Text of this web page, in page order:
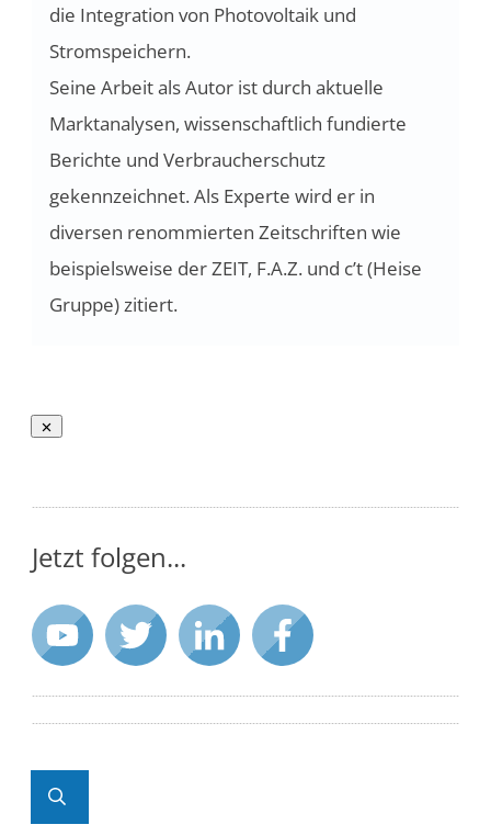
die Integration von Photovoltaik und
Stromspeichern.
Seine Arbeit als Autor ist durch aktuelle
Marktanalysen, wissenschaftlich fundierte
Berichte und Verbraucherschutz
gekennzeichnet. Als Experte wird er in
diversen renommierten Zeitschriften wie
beispielsweise der ZEIT, F.A.Z. und c’t (Heise
Gruppe) zitiert.
Jetzt folgen...